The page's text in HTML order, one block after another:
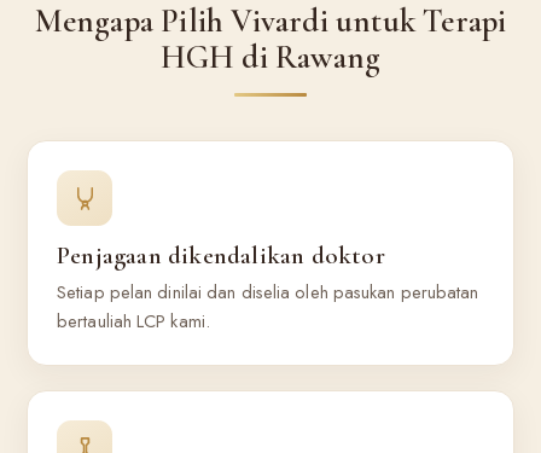
Mengapa Pilih Vivardi untuk Terapi
HGH di Rawang
Penjagaan dikendalikan doktor
Setiap pelan dinilai dan diselia oleh pasukan perubatan
bertauliah LCP kami.